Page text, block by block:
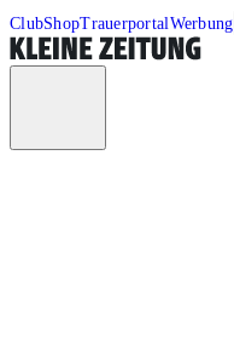
ClubShopTrauerportalWerbung